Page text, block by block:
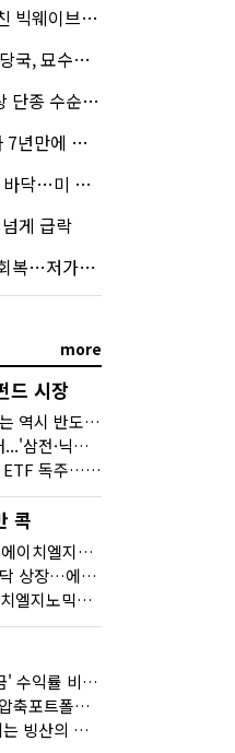
스, 수요예측
호가부담금?
밟는 '단종레'
임원 승진
추가 회복"
게 급락
매수세 유입
more
드 시장
변동성에도 키워드는 역시 반도체…신상품은 우주·방산
이번주만 50조 거래...'삼전·닉스 레버리지' 수익률은 -30%
단일종목 레버리지 ETF 독주…'증시 블랙홀'
콕
'공모가 상단 확정' 에이치엘지노믹스 청약
레몬헬스케어 코스닥 상장…에이치엘지노믹스 수요예측
코스닥 러시…에이치엘지노믹스 수요예측·레메디 청약
마이다스에셋, '황금' 수익률 비결은 '꾸준함'
KCGI운용, 성장주 압축포트폴리오로 새 길을 그리다
트러스톤, 행동주의는 빙산의 일각...진정한 힘은 '주식형 강자'